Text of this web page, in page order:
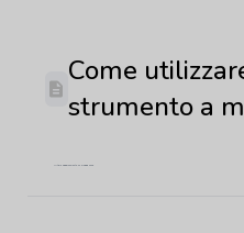
Come
strumento a
Ultimo aggiornamento: 22 maggio 2026